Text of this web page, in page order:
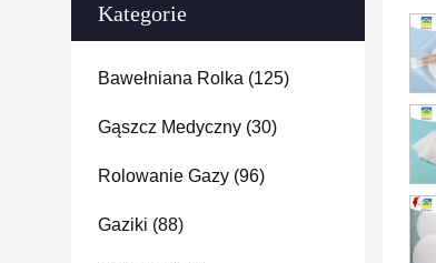
Kategorie
Bawełniana Rolka (125)
Gąszcz Medyczny (30)
Rolowanie Gazy (96)
Gaziki (88)